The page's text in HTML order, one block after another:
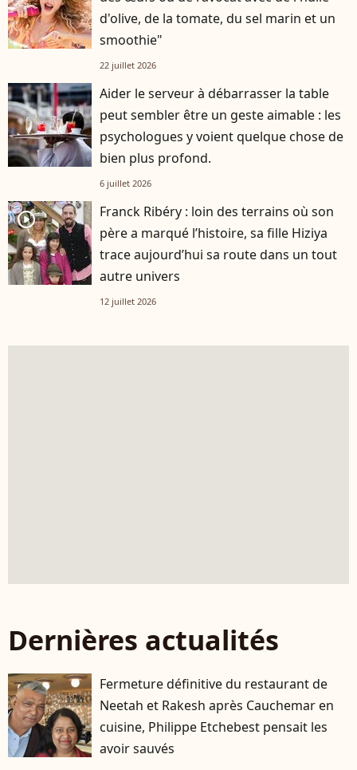
d'olive, de la tomate, du sel marin et un
smoothie"
22 juillet 2026
Aider le serveur à débarrasser la table
peut sembler être un geste aimable : les
psychologues y voient quelque chose de
bien plus profond.
6 juillet 2026
player2
Franck Ribéry : loin des terrains où son
père a marqué l’histoire, sa fille Hiziya
trace aujourd’hui sa route dans un tout
autre univers
12 juillet 2026
Dernières actualités
Fermeture définitive du restaurant de
Neetah et Rakesh après Cauchemar en
cuisine, Philippe Etchebest pensait les
avoir sauvés